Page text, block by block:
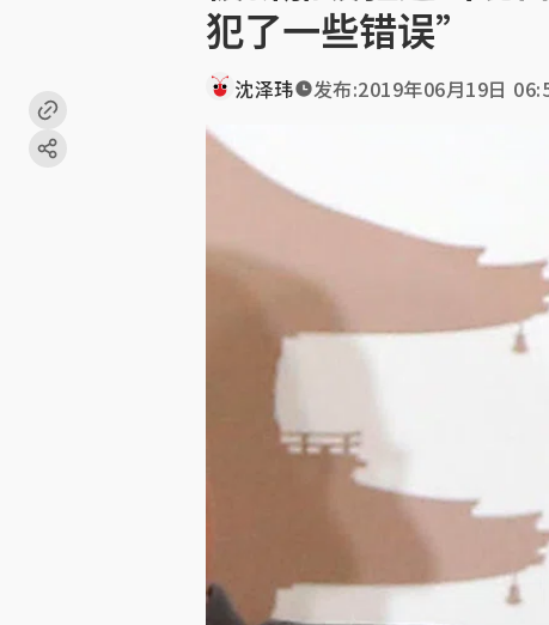
犯了一些错误”
沈泽玮 发布:2019年06月19日